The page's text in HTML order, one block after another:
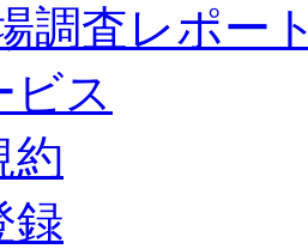
調査レポー
ビス
約
録